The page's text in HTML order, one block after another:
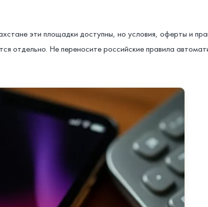
эти площадки доступны, но условия, оферты и
отдельно. Не переносите российские правила